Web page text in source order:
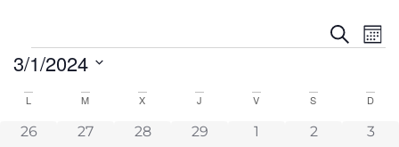
de
Buscar
de
Mes
3/1/2024
fecha.
Calendario
de
L M X J V S D
0 eventos
26 0 eventos
27 0 eventos
28 0 eventos
29 0 eventos
1 0 eventos
2 0
3